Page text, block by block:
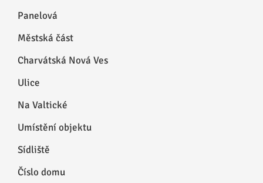
Panelová
Městská část
Charvátská Nová Ves
Ulice
Na Valtické
Umístění objektu
Sídliště
Číslo domu